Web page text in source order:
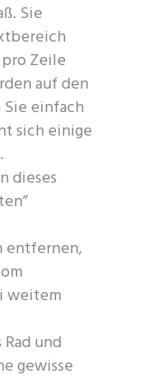
Sie
Zeile
auf den
einfach
sich einige
dieses
entfernen,
weitem
und
gewisse